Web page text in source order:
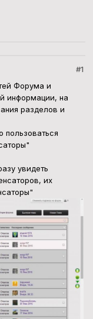
#1
Форума и
информации, на
разделов и
увидеть
их